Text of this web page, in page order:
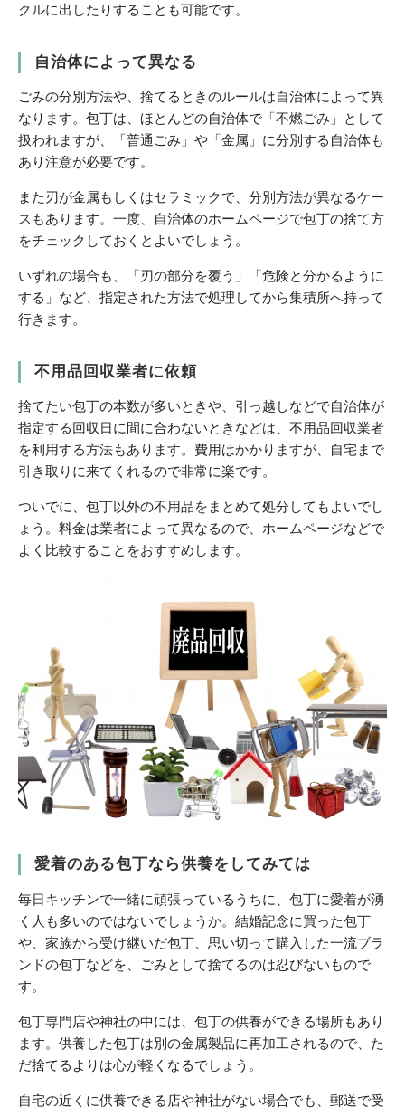
クルに出したりすることも可能です。
自治体によって異なる
ごみの分別方法や、捨てるときのルールは自治体によって異
なります。包丁は、ほとんどの自治体で「不燃ごみ」として
扱われますが、「普通ごみ」や「金属」に分別する自治体も
あり注意が必要です。
また刃が金属もしくはセラミックで、分別方法が異なるケー
スもあります。一度、自治体のホームページで包丁の捨て方
をチェックしておくとよいでしょう。
いずれの場合も、「刃の部分を覆う」「危険と分かるように
する」など、指定された方法で処理してから集積所へ持って
行きます。
不用品回収業者に依頼
捨てたい包丁の本数が多いときや、引っ越しなどで自治体が
指定する回収日に間に合わないときなどは、不用品回収業者
を利用する方法もあります。費用はかかりますが、自宅まで
引き取りに来てくれるので非常に楽です。
ついでに、包丁以外の不用品をまとめて処分してもよいでし
ょう。料金は業者によって異なるので、ホームページなどで
よく比較することをおすすめします。
愛着のある包丁なら供養をしてみては
毎日キッチンで一緒に頑張っているうちに、包丁に愛着が湧
く人も多いのではないでしょうか。結婚記念に買った包丁
や、家族から受け継いだ包丁、思い切って購入した一流ブラ
ンドの包丁などを、ごみとして捨てるのは忍びないもので
す。
包丁専門店や神社の中には、包丁の供養ができる場所もあり
ます。供養した包丁は別の金属製品に再加工されるので、た
だ捨てるよりは心が軽くなるでしょう。
自宅の近くに供養できる店や神社がない場合でも、郵送で受